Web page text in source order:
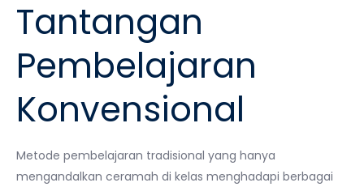
Tantangan
Pembelajaran
Konvensional
Metode pembelajaran tradisional yang hanya
mengandalkan ceramah di kelas menghadapi berbagai